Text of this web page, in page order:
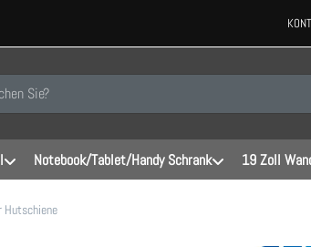
ein. Während Sie tippen, erscheinen
Notebook/Tablet/Handy Schrank 19 Zoll
Hutschiene